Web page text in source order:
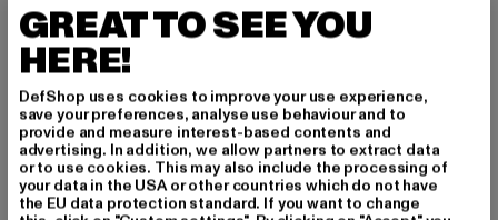
DEF DEF
GREAT TO SEE YOU
HERE!
DefShop uses cookies to improve your use experience,
save your preferences, analyse use behaviour and to
provide and measure interest-based contents and
advertising. In addition, we allow partners to extract data
or to use cookies. This may also include the processing of
your data in the USA or other countries which do not have
the EU data protection standard. If you want to change